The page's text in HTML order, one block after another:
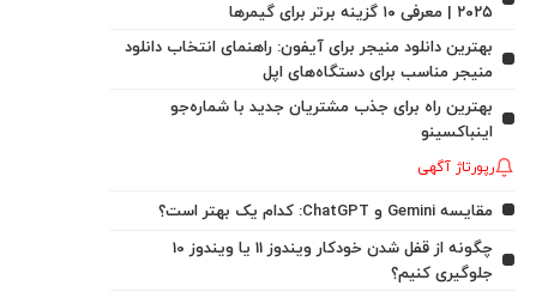
۲۰۲۵ | معرفی ۱۰ گزینه برتر برای گیمرها
بهترین دانلود منیجر برای آیفون: راهنمای انتخاب دانلود
منیجر مناسب برای دستگاه‌های اپل
بهترین راه برای جذب مشتریان جدید با شماره‌جو
اینباکسینو
رپورتاژ آگهی
مقایسه Gemini و ChatGPT: کدام یک بهتر است؟
چگونه از قفل شدن خودکار ویندوز 11 یا ویندوز 10
جلوگیری کنیم؟